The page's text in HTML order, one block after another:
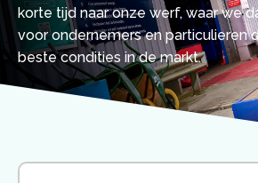
korte tijd naar onze werf, waar we
voor ondernemers en particulieren
beste condities in de markt.